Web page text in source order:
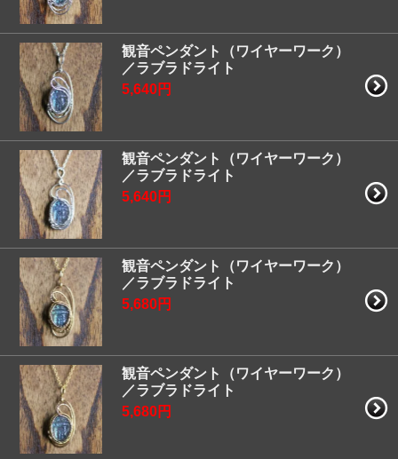
観音ペンダント（ワイヤーワーク）
／ラブラドライト
5,640円
観音ペンダント（ワイヤーワーク）
／ラブラドライト
5,640円
観音ペンダント（ワイヤーワーク）
／ラブラドライト
5,680円
観音ペンダント（ワイヤーワーク）
／ラブラドライト
5,680円